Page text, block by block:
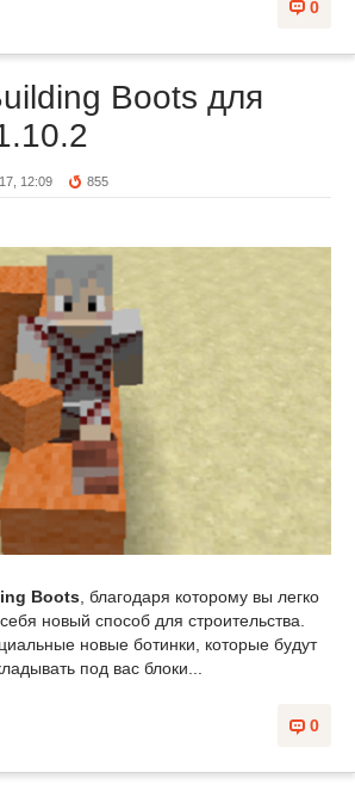
0
Boots для
12:09 855
Boots , благодаря которому вы легко
новый способ для строительства.
новые ботинки, которые будут
под вас блоки...
0